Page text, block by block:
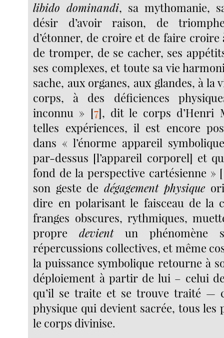
libido dominandi, sa mythomanie,
désir d’avoir raison, de
d’étonner, de croire et de faire
de tromper, de se cacher, ses
ses complexes, et toute sa vie
sache, aux organes, aux glandes, à la
corps, à des déficiences
inconnu » [7], dit le corps d’Henri
telles expériences, il est encore
dans « l’énorme appareil
par-dessus [l’appareil corporel] et
fond de la perspective cartésienne » [
son geste de dégagement physique
dire en polarisant le faisceau de la
franges obscures, rythmiques,
propredevientun phénomène
répercussions collectives, et même
la puissance symbolique retourne à
déploiement à partir de lui – celui
qu’il se traite et se trouve traité —
physique qui devient sacrée, tous les
le corps divinise.